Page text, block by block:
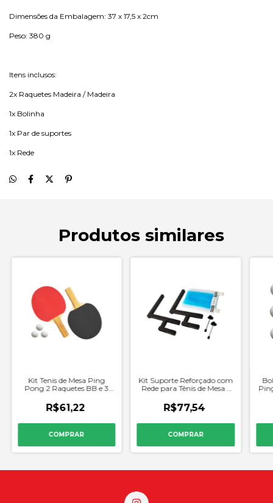
Dimensões da Embalagem: 37 x 17,5 x 2cm
Peso: 380 g
Itens inclusos:
2x Raquetes Madeira / Madeira
1x Bolinha
1x Par de suportes
1x Rede
Produtos similares
Kit Tenis de Mesa Ping
Pong 2 Raquetes BB e 3
R$61,22
Kit Suporte Reforçado com
Rede para Tênis de Mesa -
R$77,54